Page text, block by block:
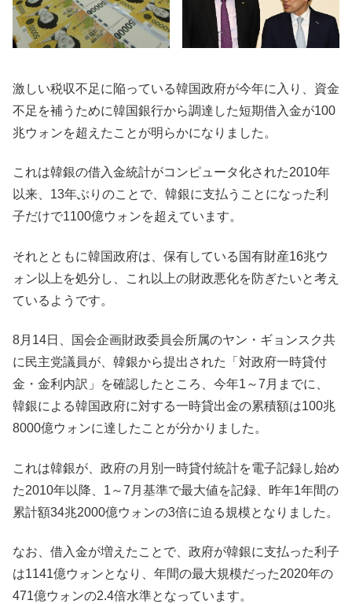
激しい税収不足に陥っている韓国政府が今年に入り、資金
不足を補うために韓国銀行から調達した短期借入金が100
兆ウォンを超えたことが明らかになりました。
これは韓銀の借入金統計がコンピュータ化された2010年
以来、13年ぶりのことで、韓銀に支払うことになった利
子だけで1100億ウォンを超えています。
それとともに韓国政府は、保有している国有財産16兆ウ
ォン以上を処分し、これ以上の財政悪化を防ぎたいと考え
ているようです。
8月14日、国会企画財政委員会所属のヤン・ギョンスク共
に民主党議員が、韓銀から提出された「対政府一時貸付
金・金利内訳」を確認したところ、今年1～7月までに、
韓銀による韓国政府に対する一時貸出金の累積額は100兆
8000億ウォンに達したことが分かりました。
これは韓銀が、政府の月別一時貸付統計を電子記録し始め
た2010年以降、1～7月基準で最大値を記録、昨年1年間の
累計額34兆2000億ウォンの3倍に迫る規模となりました。
なお、借入金が増えたことで、政府が韓銀に支払った利子
は1141億ウォンとなり、年間の最大規模だった2020年の
471億ウォンの2.4倍水準となっています。